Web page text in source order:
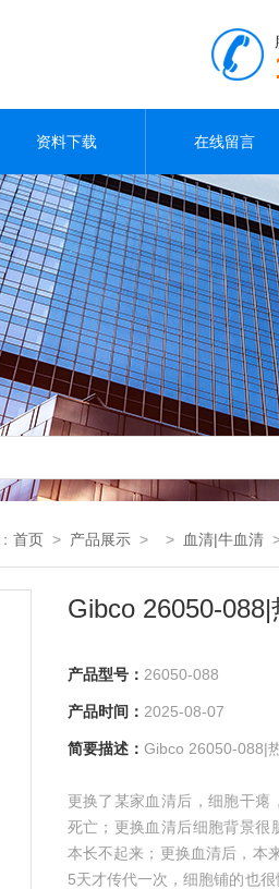
资料下载 在线留言
首页 > 产品展示 > > 血清|牛血清
Gibco 26050-
产品型号： 26050-088
产品时间： 2025-08-07
简要描述： Gibco 26050-088|
更换了某家血清后，细胞干瘪
死亡；更换血清后细胞背景很
本长不起来；更换血清后，本
5天才传代一次，细胞铺的也